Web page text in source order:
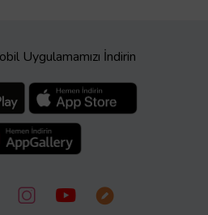
Uygulamamızı İndirin